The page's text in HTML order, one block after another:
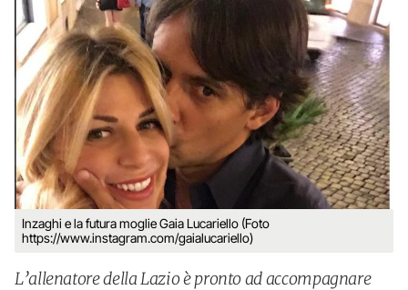
Inzaghi e la futura moglie Gaia Lucariello (Foto
https://www.instagram.com/gaialucariello)
L’allenatore della Lazio è pronto ad accompagnare